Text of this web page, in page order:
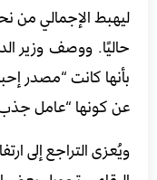
حاليًا. ووصف وزير
بأنها كانت “مصدر
عن كونها “عامل جذب
ويُعزى التراجع إلى